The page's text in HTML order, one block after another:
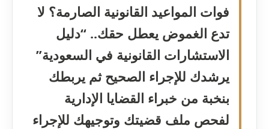
فوات المواعيد القانونية الصارمة؟ لا
تدع الغموض يعطل حقك.. “دليل
الاستشارات القانونية في السعودية”
يرشدك للإجراء الصحيح ثم يربطك
بنخبة من خبراء القضايا الإدارية
لفحص ملف قضيتك وتوجيهك للإجراء